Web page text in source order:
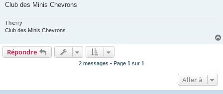
Club des Minis Chevrons
Thierry
Club des Minis Chevrons
Répondre
2 messages • Page 1 sur 1
Aller à